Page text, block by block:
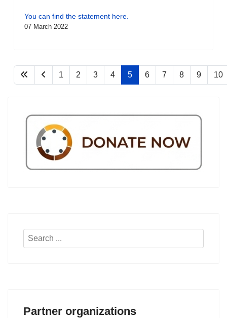
You can find the statement here.
07 March 2022
1 2 3 4 5 6 7 8 9 10
Search
Partner organizations